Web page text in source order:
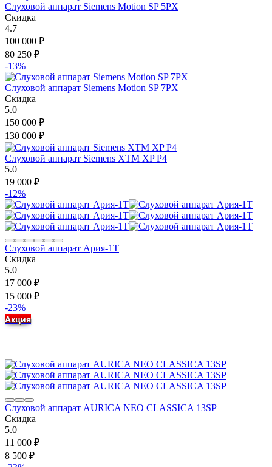
Слуховой аппарат Siemens Motion SP 5PX
Скидка
4.7
100 000 ₽
80 250 ₽
-13%
Слуховой аппарат Siemens Motion SP 7PX
Скидка
5.0
150 000 ₽
130 000 ₽
Слуховой аппарат Siemens XTM XP P4
5.0
19 000 ₽
-12%
Слуховой аппарат Ария-1Т
Скидка
5.0
17 000 ₽
15 000 ₽
-23%
Акция
Слуховой аппарат AURICA NEO CLASSICA 13SP
Скидка
5.0
11 000 ₽
8 500 ₽